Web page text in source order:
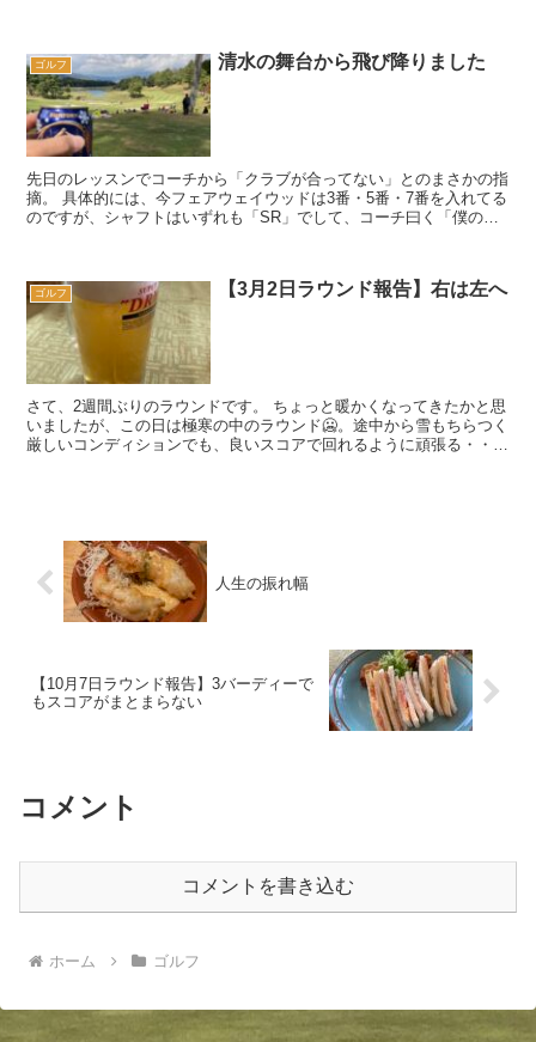
ゴルフ 清水の舞台から飛び降りました
先日のレッスンでコーチから「クラブが合ってない」とのまさかの指
摘。 具体的には、今フェアウェイウッドは3番・5番・7番を入れてる
のですが、シャフトはいずれも「SR」でして、コーチ曰く「僕の今
ゴルフ 【3月2日ラウンド報告】右は左へ
さて、2週間ぶりのラウンドです。 ちょっと暖かくなってきたかと思
いましたが、この日は極寒の中のラウンド🥶。途中から雪もちらつく
厳しいコンディションでも、良いスコアで回れるように頑張る・・・
人生の振れ幅
【10月7日ラウンド報告】3バーディーで
もスコアがまとまらない
コメント
コメントを書き込む
ホーム ゴルフ